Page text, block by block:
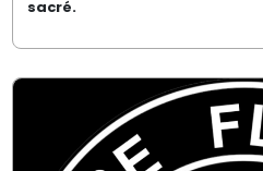
sacré.